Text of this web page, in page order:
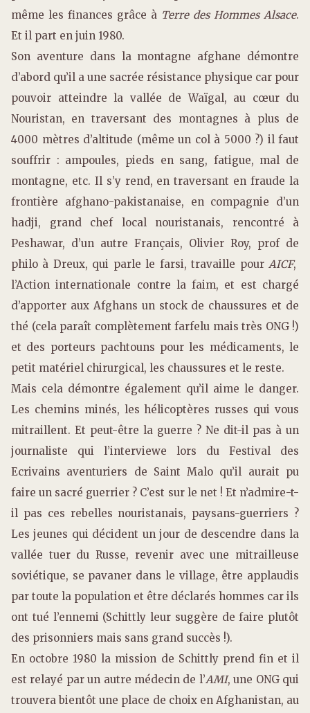
même les finances grâce à Terre des Hommes Alsace.
Et il part en juin 1980.
Son aventure dans la montagne afghane démontre
d’abord qu’il a une sacrée résistance physique car pour
pouvoir atteindre la vallée de Waïgal, au cœur du
Nouristan, en traversant des montagnes à plus de
4000 mètres d’altitude (même un col à 5000 ?) il faut
souffrir : ampoules, pieds en sang, fatigue, mal de
montagne, etc. Il s’y rend, en traversant en fraude la
frontière afghano-pakistanaise, en compagnie d’un
hadji, grand chef local nouristanais, rencontré à
Peshawar, d’un autre Français, Olivier Roy, prof de
philo à Dreux, qui parle le farsi, travaille pour AICF,
l’Action internationale contre la faim, et est chargé
d’apporter aux Afghans un stock de chaussures et de
thé (cela paraît complètement farfelu mais très ONG !)
et des porteurs pachtouns pour les médicaments, le
petit matériel chirurgical, les chaussures et le reste.
Mais cela démontre également qu’il aime le danger.
Les chemins minés, les hélicoptères russes qui vous
mitraillent. Et peut-être la guerre ? Ne dit-il pas à un
journaliste qui l’interviewe lors du Festival des
Ecrivains aventuriers de Saint Malo qu’il aurait pu
faire un sacré guerrier ? C’est sur le net ! Et n’admire-t-
il pas ces rebelles nouristanais, paysans-guerriers ?
Les jeunes qui décident un jour de descendre dans la
vallée tuer du Russe, revenir avec une mitrailleuse
soviétique, se pavaner dans le village, être applaudis
par toute la population et être déclarés hommes car ils
ont tué l’ennemi (Schittly leur suggère de faire plutôt
des prisonniers mais sans grand succès !).
En octobre 1980 la mission de Schittly prend fin et il
est relayé par un autre médecin de l’AMI, une ONG qui
trouvera bientôt une place de choix en Afghanistan, au